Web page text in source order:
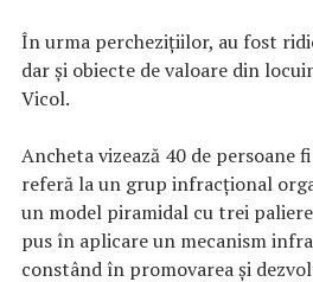
În urma perchezițiilor, au fost
dar și obiecte de valoare din
Vicol.
Ancheta vizează 40 de persoane
referă la un grup infracțional
un model piramidal cu trei
pus în aplicare un mecanism
constând în promovarea și